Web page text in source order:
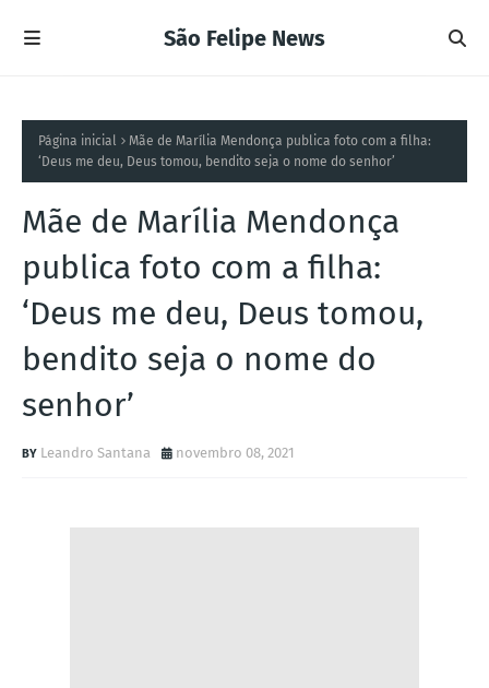
São Felipe News
Página inicial
Mãe de Marília Mendonça publica foto com a filha:
‘Deus me deu, Deus tomou, bendito seja o nome do senhor’
Mãe de Marília Mendonça
publica foto com a filha:
‘Deus me deu, Deus tomou,
bendito seja o nome do
senhor’
Leandro Santana novembro 08, 2021